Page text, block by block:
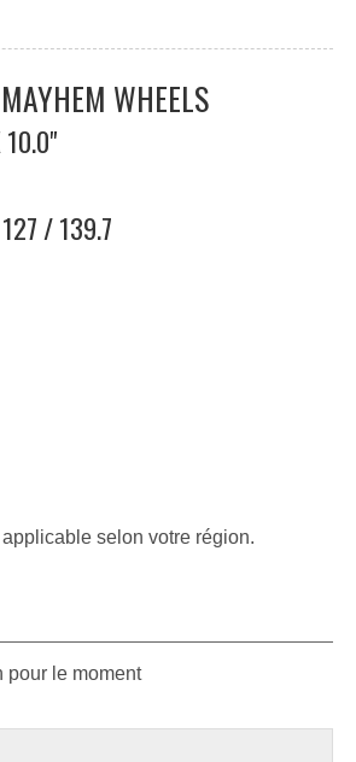
WHEELS
/ 139.7
selon votre région.
pour le moment